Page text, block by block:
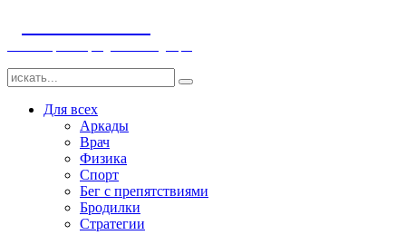
Для всех
Аркады
Врач
Физика
Спорт
Бег с препятствиями
Бродилки
Стратегии